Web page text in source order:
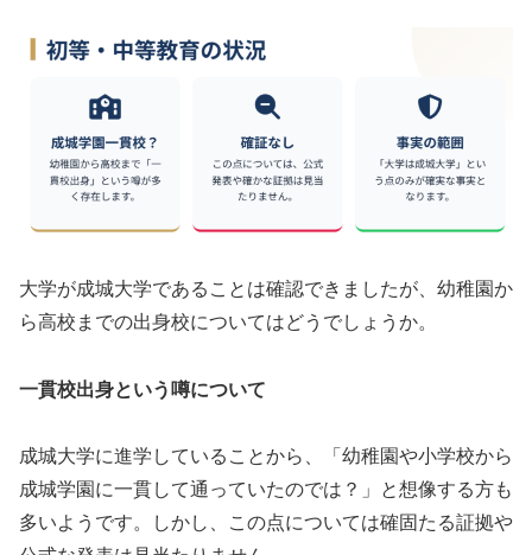
大学が成城大学であることは確認できましたが、幼稚園か
ら高校までの出身校についてはどうでしょうか。
一貫校出身という噂について
成城大学に進学していることから、「幼稚園や小学校から
成城学園に一貫して通っていたのでは？」と想像する方も
多いようです。しかし、この点については確固たる証拠や